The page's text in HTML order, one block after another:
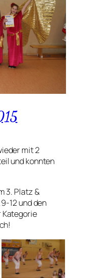
mit 2
und konnten
3. Platz &
12 und den
Kategorie